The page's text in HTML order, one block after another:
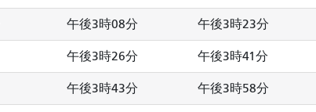
午後3時08分 午後3時23分
午後3時26分 午後3時41分
午後3時43分 午後3時58分